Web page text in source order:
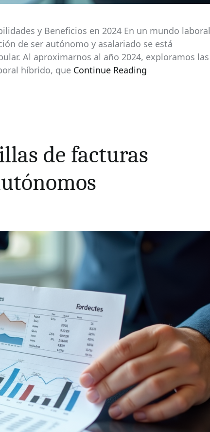
y Beneficios en 2024 En un mundo laboral
de ser autónomo y asalariado se está
Al aproximarnos al año 2024, exploramos las
híbrido, que Continue Reading
de facturas